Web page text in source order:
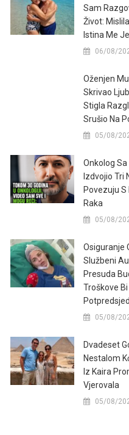
Sam
Život:
Istina Me
06/08/
Oženjen
Skrivao
Stigla
Srušio Na
05/08/
Onkolog
Izdvojio Tri
Povezuju
Raka
05/08/
Osiguranje
Službeni
Presuda
Troškove
05/08/
Dvadeset
Nestalom
Iz Kaira
Vjerovala
05/08/